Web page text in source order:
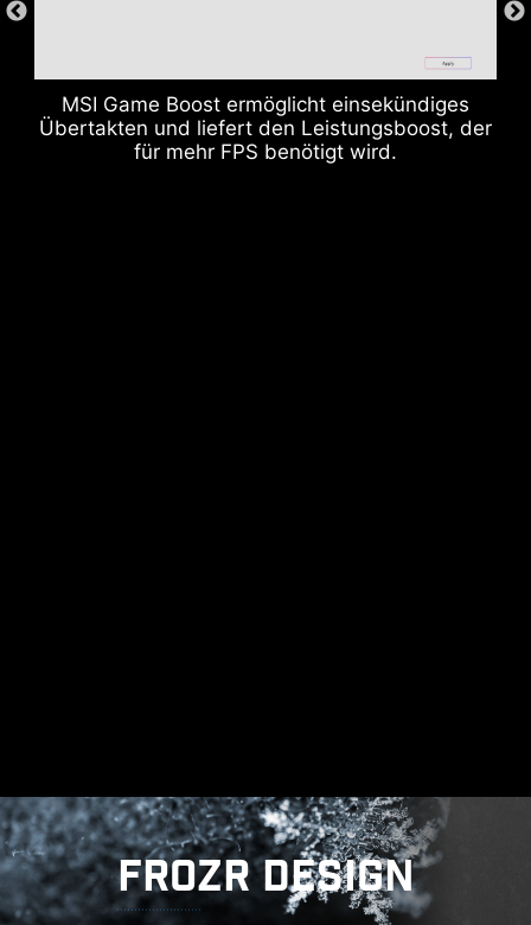
MSI Game Boost ermöglicht einsekündiges
Übertakten und liefert den Leistungsboost, der
für mehr FPS benötigt wird.
FROZR DESIGN